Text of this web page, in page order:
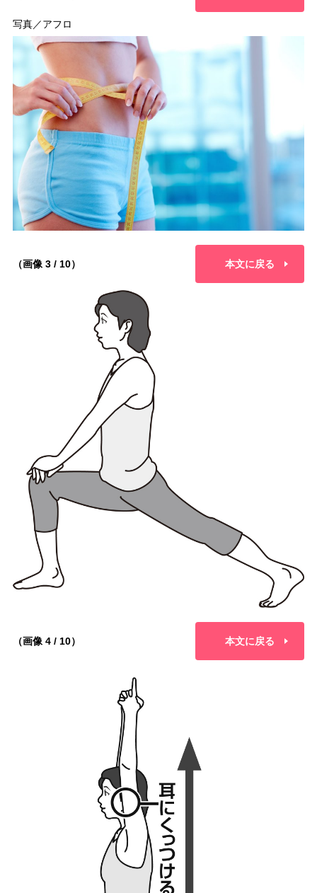
写真／アフロ
（画像 3 / 10） 本文に戻る
（画像 4 / 10） 本文に戻る